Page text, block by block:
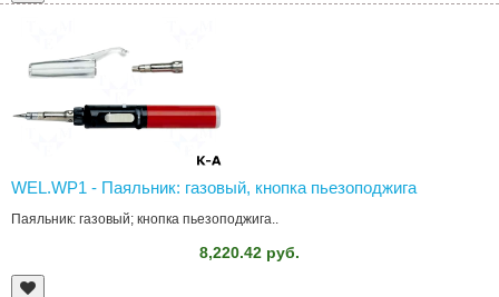
WEL.WP1 - Паяльник: газовый, кнопка пьезоподжига
Паяльник: газовый; кнопка пьезоподжига..
8,220.42 руб.